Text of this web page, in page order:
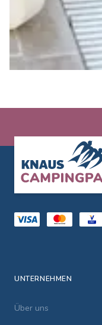
UNTERNEHMEN
Über uns